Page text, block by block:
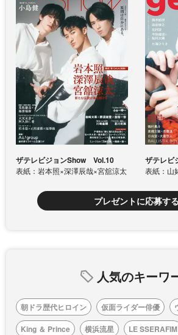
ザテレビジョンShow Vol.10
表紙：岩本照×深澤辰哉×宮舘涼太
ザテレビ
表紙：山
プレゼントに応募する
人気のキーワ
朝ドラ歴代ヒロイン 仮面ライダー俳優
King ＆ Prince
横浜流星 LE SSERAFIM